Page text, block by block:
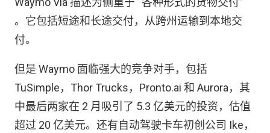
。它包括短途和长途交付，从跨州运输到本地交
付。
但是 Waymo 面临强大的竞争对手，包括
TuSimple，Thor Trucks，Pronto.ai 和 Aurora，其
中最后两家在 2 月吸引了 5.3 亿美元的投资，估值
超过 20 亿美元。还有自动驾驶卡车初创公司 Ike，